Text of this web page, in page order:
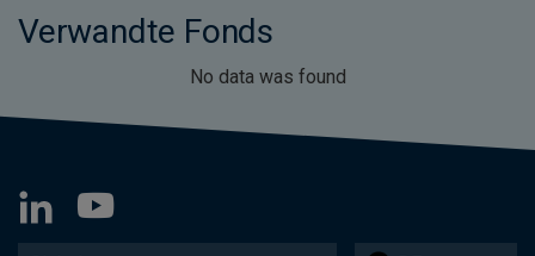
Verwandte Fonds
No data was found